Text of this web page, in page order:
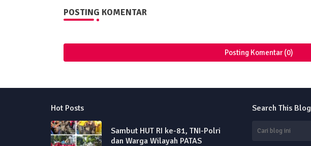
POSTING KOMENTAR
Posting Komentar (0)
Hot Posts
Sambut HUT RI ke-81, TNI-Polri
dan Warga Wilayah PATAS
Search This Blog